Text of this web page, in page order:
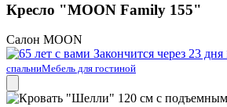
Кресло "MOON Family 155"
Салон MOON
Закончится через 23 дня
спальниМебель для гостиной